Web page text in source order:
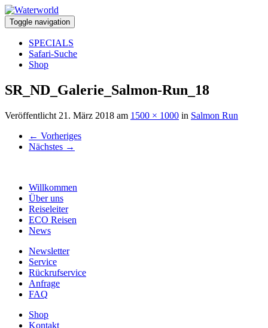
Toggle navigation
SPECIALS
Safari-Suche
Shop
SR_ND_Galerie_Salmon-Run_18
Veröffentlicht 21. März 2018 am 1500 × 1000 in Salmon Run
← Vorheriges
Nächstes →
Willkommen
Über uns
Reiseleiter
ECO Reisen
News
Newsletter
Service
Rückrufservice
Anfrage
FAQ
Shop
Kontakt